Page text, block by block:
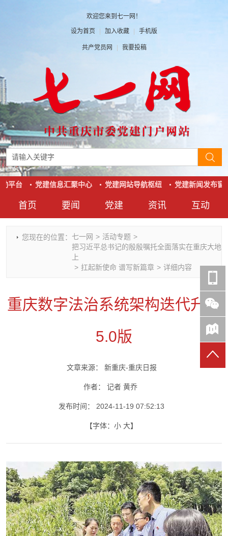
欢迎您来到七一网！
设为首页 | 加入收藏 | 手机版
共产党员网 | 我要投稿
首页 要闻
时政要闻
重庆市领导活动报道集
七一视角
党建
党建动态
作风建设
资讯
热点关注
党史参阅
互动
红岩评论
七一号
平台 党建信息汇聚中心 党建网站导航枢纽 党建新闻发布窗口
您现在的位置： 七一网 > 活动专题 >
把习近平总书记的殷殷嘱托全面落实在重庆大地
上
> 扛起新使命 谱写新篇章 > 详细内容
重庆数字法治系统架构迭代升级
5.0版
文章来源： 新重庆-重庆日报
作者： 记者 黄乔
发布时间： 2024-11-19 07:52:13
【字体： 小 大】